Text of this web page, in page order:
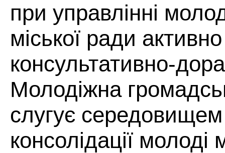
при управлінні
міської ради активно
консультативно-
Молодіжна
слугує
консолідації молоді